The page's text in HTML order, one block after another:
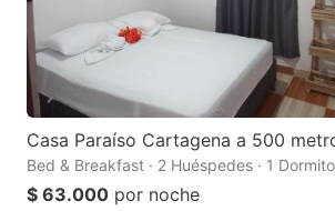
Casa Paraíso Cartagena a 500
Bed & Breakfast · 2 Huéspedes · 1
$ 63.000 por noche